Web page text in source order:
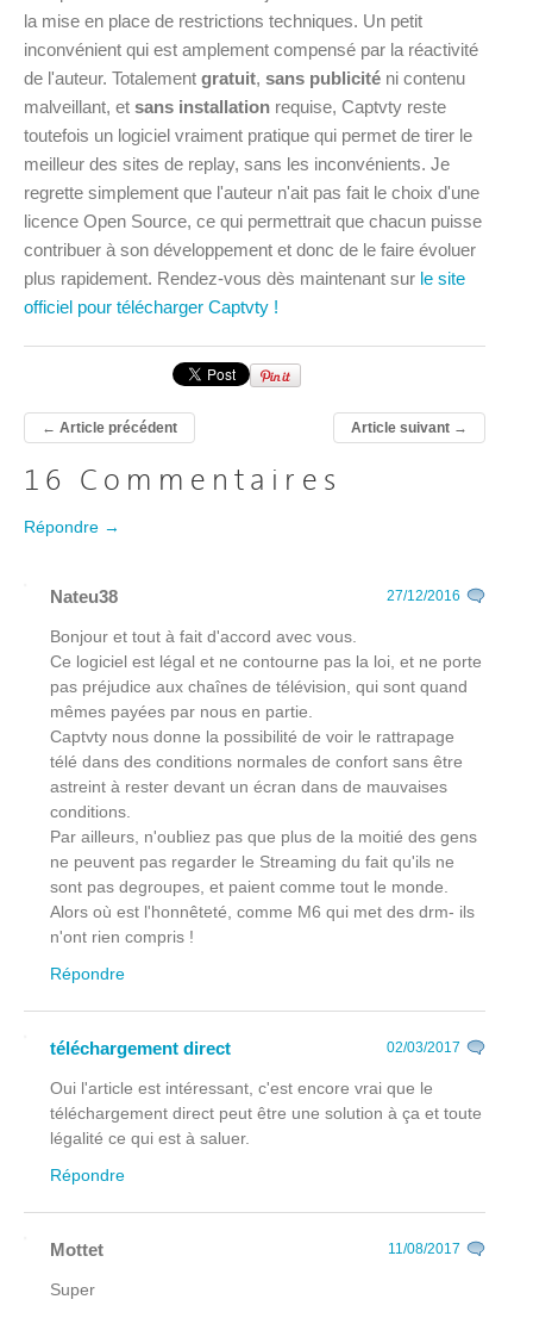
la mise en place de restrictions techniques. Un petit
inconvénient qui est amplement compensé par la réactivité
de l'auteur. Totalement gratuit, sans publicité ni contenu
malveillant, et sans installation requise, Captvty reste
toutefois un logiciel vraiment pratique qui permet de tirer le
meilleur des sites de replay, sans les inconvénients. Je
regrette simplement que l'auteur n'ait pas fait le choix d'une
licence Open Source, ce qui permettrait que chacun puisse
contribuer à son développement et donc de le faire évoluer
plus rapidement. Rendez-vous dès maintenant sur le site
officiel pour télécharger Captvty !
← Article précédent Article suivant→
16 Commentaires
Répondre →
Nateu38 27/12/2016
Bonjour et tout à fait d'accord avec vous.
Ce logiciel est légal et ne contourne pas la loi, et ne porte
pas préjudice aux chaînes de télévision, qui sont quand
mêmes payées par nous en partie.
Captvty nous donne la possibilité de voir le rattrapage
télé dans des conditions normales de confort sans être
astreint à rester devant un écran dans de mauvaises
conditions.
Par ailleurs, n'oubliez pas que plus de la moitié des gens
ne peuvent pas regarder le Streaming du fait qu'ils ne
sont pas degroupes, et paient comme tout le monde.
Alors où est l'honnêteté, comme M6 qui met des drm- ils
n'ont rien compris !
Répondre
téléchargement direct 02/03/2017
Oui l'article est intéressant, c'est encore vrai que le
téléchargement direct peut être une solution à ça et toute
légalité ce qui est à saluer.
Répondre
Mottet 11/08/2017
Super